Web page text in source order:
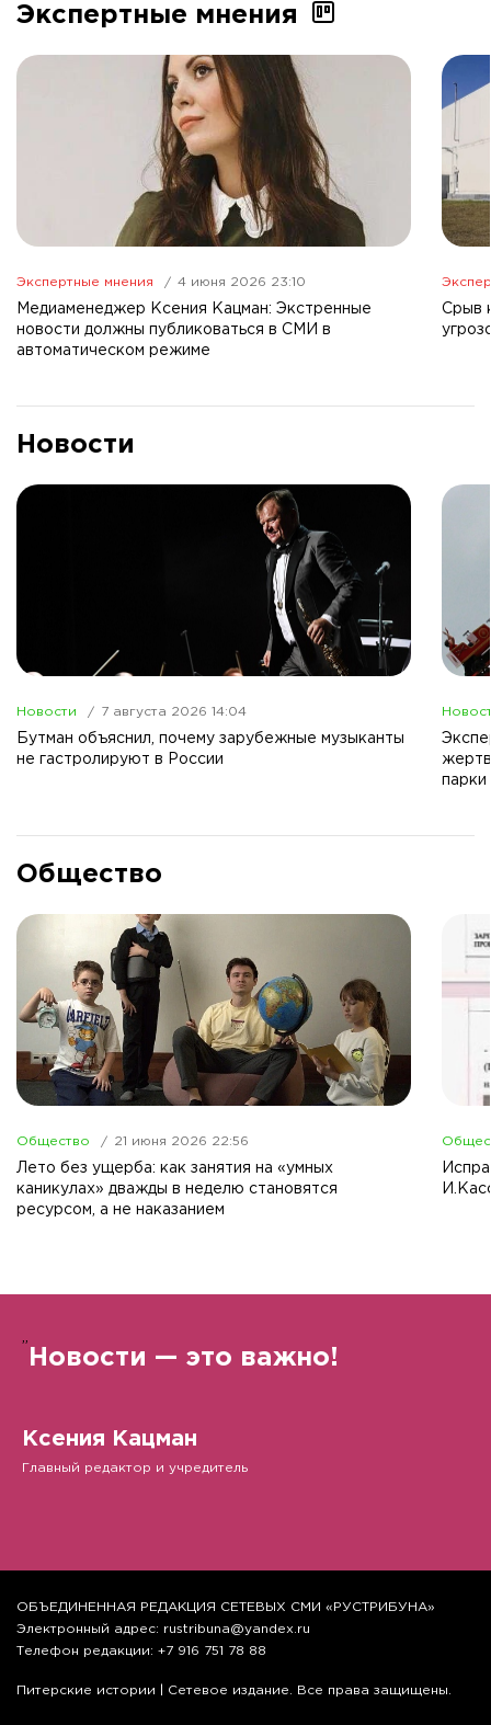
Экспертные мнения
Экспертные мнения 4 июня 2026 23:10
Медиаменеджер Ксения Кацман: Экстренные
новости должны публиковаться в СМИ в
автоматическом режиме
Срыв
Новости
Новости 7 августа 2026 14:04
Бутман объяснил, почему зарубежные музыканты
не гастролируют в России
парки
Общество
Общество 21 июня 2026 22:56
Лето без ущерба: как занятия на «умных
каникулах» дважды в неделю становятся
ресурсом, а не наказанием
Новости — это важно!
Ксения Кацман
Главный редактор и учредитель
ОБЪЕДИНЕННАЯ РЕДАКЦИЯ СЕТЕВЫХ СМИ «РУСТРИБУНА»
Электронный адрес: rustribuna@yandex.ru
Телефон редакции: +7 916 751 78 88
Питерские истории | Сетевое издание. Все права защищены.